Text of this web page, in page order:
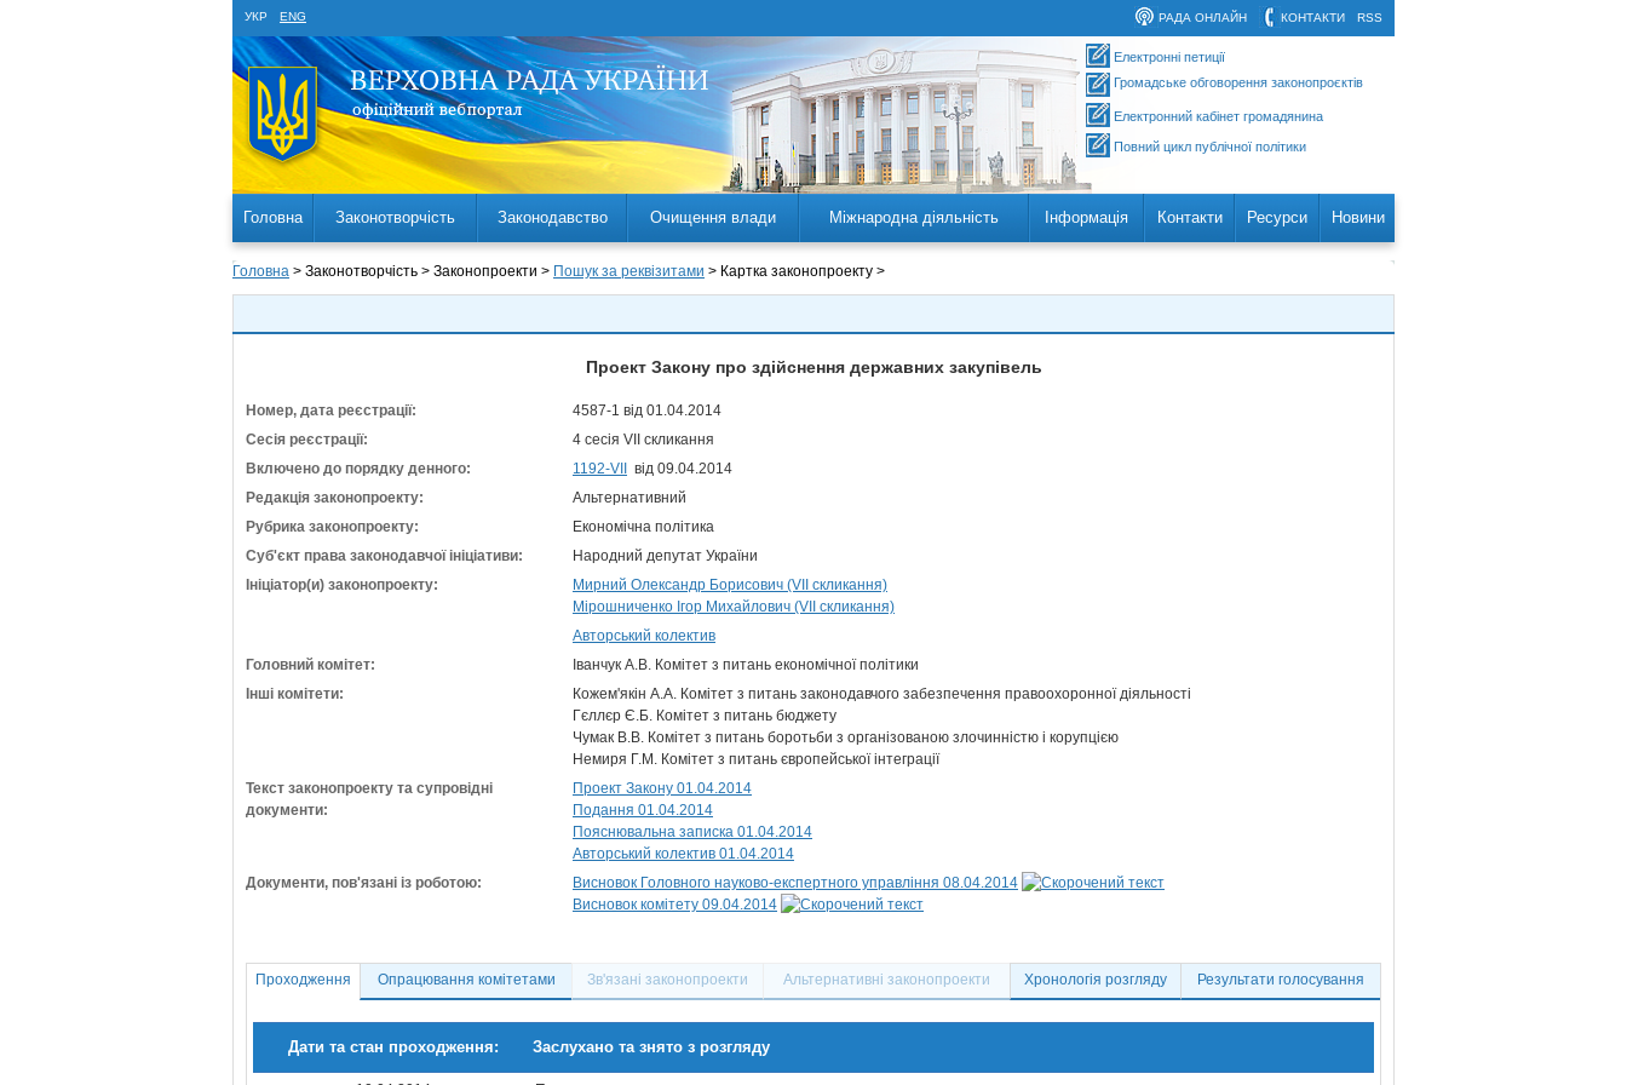
УКР ENG RSS
КОНТАКТИ
РАДА ОНЛАЙН
Електронні петиції
Громадське обговорення законопроєктів
Електронний кабінет громадянина
Повний цикл публічної політики
Головна Законотворчість Законодавство Очищення влади Міжнародна діяльність Інформація Контакти Ресурси Новини
Головна > Законотворчість > Законопроекти > Пошук за реквізитами > Картка законопроекту >
Проект Закону про здійснення державних закупівель
Номер, дата реєстрації:
4587-1 від 01.04.2014
Сесія реєстрації:
4 сесія VII скликання
Включено до порядку денного:
1192-VII
від 09.04.2014
Редакція законопроекту:
Альтернативний
Рубрика законопроекту:
Економічна політика
Суб'єкт права законодавчої ініціативи:
Народний депутат України
Ініціатор(и) законопроекту:
Мирний Олександр Борисович (VII скликання)
Мірошниченко Ігор Михайлович (VII скликання)
Авторський колектив
Головний комітет:
Іванчук А.В. Комітет з питань економічної політики
Інші комітети:
Кожем'якін А.А. Комітет з питань законодавчого забезпечення правоохоронної діяльності
Гєллєр Є.Б. Комітет з питань бюджету
Чумак В.В. Комітет з питань боротьби з організованою злочинністю і корупцією
Немиря Г.М. Комітет з питань європейської інтеграції
Текст законопроекту та супровідні
документи:
Проект Закону 01.04.2014
Подання 01.04.2014
Пояснювальна записка 01.04.2014
Авторський колектив 01.04.2014
Документи, пов'язані із роботою:
Висновок Головного науково-експертного управління 08.04.2014
Висновок комітету 09.04.2014
Проходження Опрацювання комітетами Зв'язані законопроекти Альтернативні законопроекти Хронологія розгляду Результати голосування
Дати та стан проходження: Заслухано та знято з розгляду